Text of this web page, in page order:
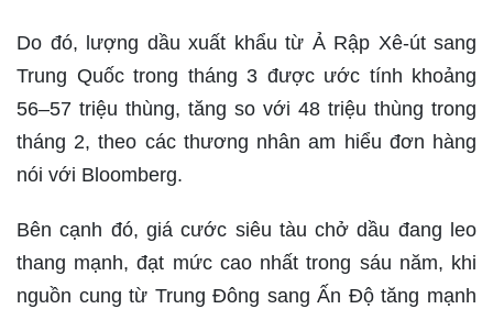
Do đó, lượng dầu xuất khẩu từ Ả Rập Xê-út sang
Trung Quốc trong tháng 3 được ước tính khoảng
56–57 triệu thùng, tăng so với 48 triệu thùng trong
tháng 2, theo các thương nhân am hiểu đơn hàng
nói với Bloomberg.
Bên cạnh đó, giá cước siêu tàu chở dầu đang leo
thang mạnh, đạt mức cao nhất trong sáu năm, khi
nguồn cung từ Trung Đông sang Ấn Độ tăng mạnh